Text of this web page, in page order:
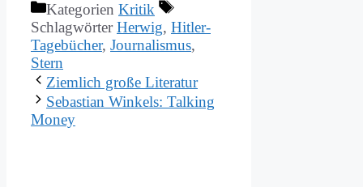
Kategorien Kritik
SchlagwörterHerwig, Hitler-
Tagebücher, Journalismus,
Stern
Ziem­lich gro­ße Li­te­ra­tur
Se­ba­sti­an Win­kels: Tal­king
Mo­ney